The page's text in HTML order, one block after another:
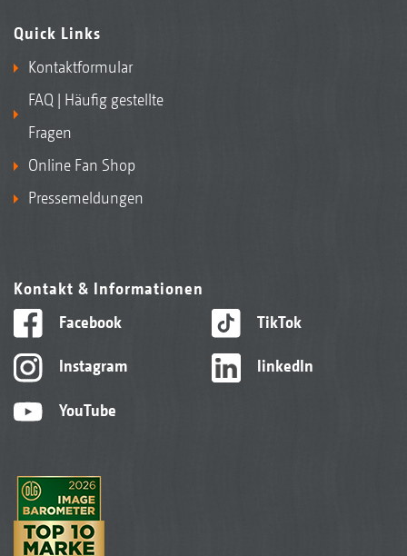
Quick Links
Kontaktformular
FAQ | Häufig gestellte
Fragen
Online Fan Shop
Pressemeldungen
Kontakt & Informationen
Facebook
Instagram
YouTube
TikTok
linkedIn